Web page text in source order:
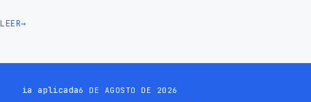
LEER→
ia aplicada6 DE AGOSTO DE 2026